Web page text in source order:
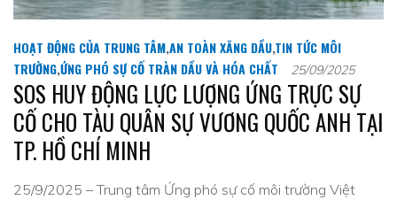
HOẠT ĐỘNG CỦA TRUNG TÂM,AN TOÀN XĂNG DẦU,TIN TỨC MÔI
TRƯỜNG,ỨNG PHÓ SỰ CỐ TRÀN DẦU VÀ HÓA CHẤT 25/09/2025
SOS HUY ĐỘNG LỰC LƯỢNG ỨNG TRỰC SỰ
CỐ CHO TÀU QUÂN SỰ VƯƠNG QUỐC ANH TẠI
TP. HỒ CHÍ MINH
25/9/2025 – Trung tâm Ứng phó sự cố môi trường Việt